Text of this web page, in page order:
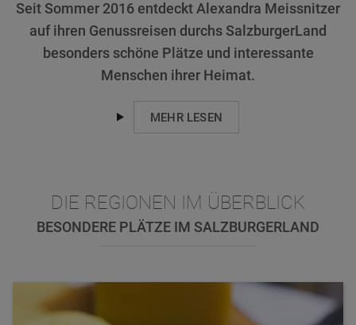
Seit Sommer 2016 entdeckt Alexandra Meissnitzer
auf ihren Genussreisen durchs SalzburgerLand
besonders schöne Plätze und interessante
Menschen ihrer Heimat.
MEHR LESEN
DIE REGIONEN IM ÜBERBLICK
BESONDERE PLÄTZE IM SALZBURGERLAND